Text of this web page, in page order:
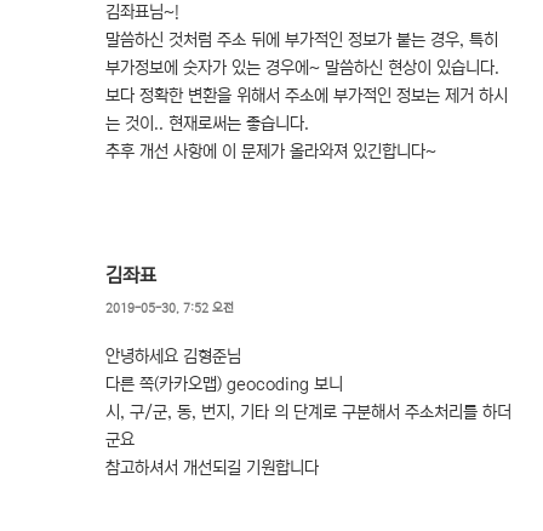
김좌표님~!
말씀하신 것처럼 주소 뒤에 부가적인 정보가 붙는 경우, 특히
부가정보에 숫자가 있는 경우에~ 말씀하신 현상이 있습니다.
보다 정확한 변환을 위해서 주소에 부가적인 정보는 제거 하시
는 것이.. 현재로써는 좋습니다.
추후 개선 사항에 이 문제가 올라와져 있긴합니다~
김좌표
2019-05-30, 7:52 오전
안녕하세요 김형준님
다른 쪽(카카오맵) geocoding 보니
시, 구/군, 동, 번지, 기타 의 단계로 구분해서 주소처리를 하더
군요
참고하셔서 개선되길 기원합니다